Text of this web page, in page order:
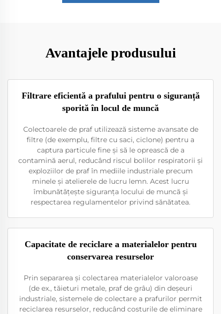
Avantajele produsului
Filtrare eficientă a prafului pentru o siguranță
sporită în locul de muncă
Colectoarele de praf utilizează sisteme avansate de
filtre (de exemplu, filtre cu saci, ciclone) pentru a
captura particule fine și să le oprească de a
contamină aerul, reducând riscul bolilor respiratorii și
exploziilor de praf în mediile industriale precum
minele și atelierele de lucru lemn. Acest lucru
îmbunătățește siguranța locului de muncă și
respectarea regulamentelor privind sănătatea.
Capacitate de reciclare a materialelor pentru
conservarea resurselor
Prin separarea și colectarea materialelor valoroase
(de ex., tăieturi metale, praf de grâu) din deșeuri
industriale, sistemele de colectare a prafurilor permit
reciclarea resurselor, reducând costurile de eliminare